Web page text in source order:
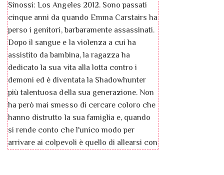
Sinossi: Los Angeles 2012. Sono passati
cinque anni da quando Emma Carstairs ha
perso i genitori, barbaramente assassinati.
Dopo il sangue e la violenza a cui ha
assistito da bambina, la ragazza ha
dedicato la sua vita alla lotta contro i
demoni ed è diventata la Shadowhunter
più talentuosa della sua generazione. Non
ha però mai smesso di cercare coloro che
hanno distrutto la sua famiglia e, quando
si rende conto che l'unico modo per
arrivare ai colpevoli è quello di allearsi con